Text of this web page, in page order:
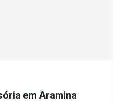
em Aramina